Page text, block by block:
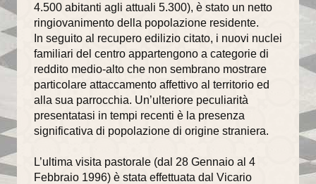
4.500 abitanti agli attuali 5.300), è stato un netto
ringiovanimento della popolazione residente.
In seguito al recupero edilizio citato, i nuovi nuclei
familiari del centro appartengono a categorie di
reddito medio-alto che non sembrano mostrare
particolare attaccamento affettivo al territorio ed
alla sua parrocchia. Un’ulteriore peculiarità
presentatasi in tempi recenti è la presenza
significativa di popolazione di origine straniera.
L’ultima visita pastorale (dal 28 Gennaio al 4
Febbraio 1996) è stata effettuata dal Vicario